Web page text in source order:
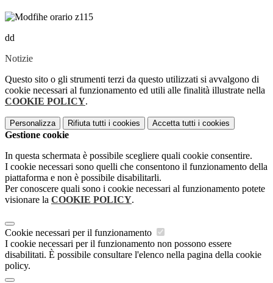
dd
Notizie
Questo sito o gli strumenti terzi da questo utilizzati si avvalgono di
cookie necessari al funzionamento ed utili alle finalità illustrate nella
COOKIE POLICY.
Personalizza Rifiuta tutti i cookies Accetta tutti i cookies
Gestione cookie
In questa schermata è possibile scegliere quali cookie consentire.
I cookie necessari sono quelli che consentono il funzionamento della
piattaforma e non è possibile disabilitarli.
Per conoscere quali sono i cookie necessari al funzionamento potete
visionare la COOKIE POLICY.
Cookie necessari per il funzionamento
I cookie necessari per il funzionamento non possono essere
disabilitati. È possibile consultare l'elenco nella pagina della cookie
policy.